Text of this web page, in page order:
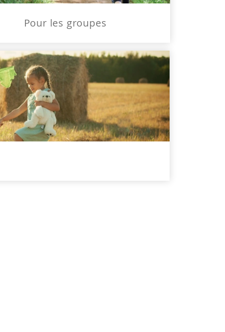
Pour les groupes